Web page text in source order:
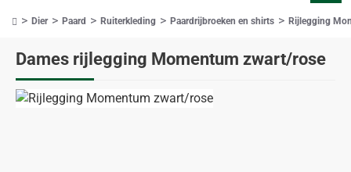
Dames rijlegging Momentum zwart/rose
Dier Paard Ruiterkleding Paardrijbroeken en shirts Rijlegging